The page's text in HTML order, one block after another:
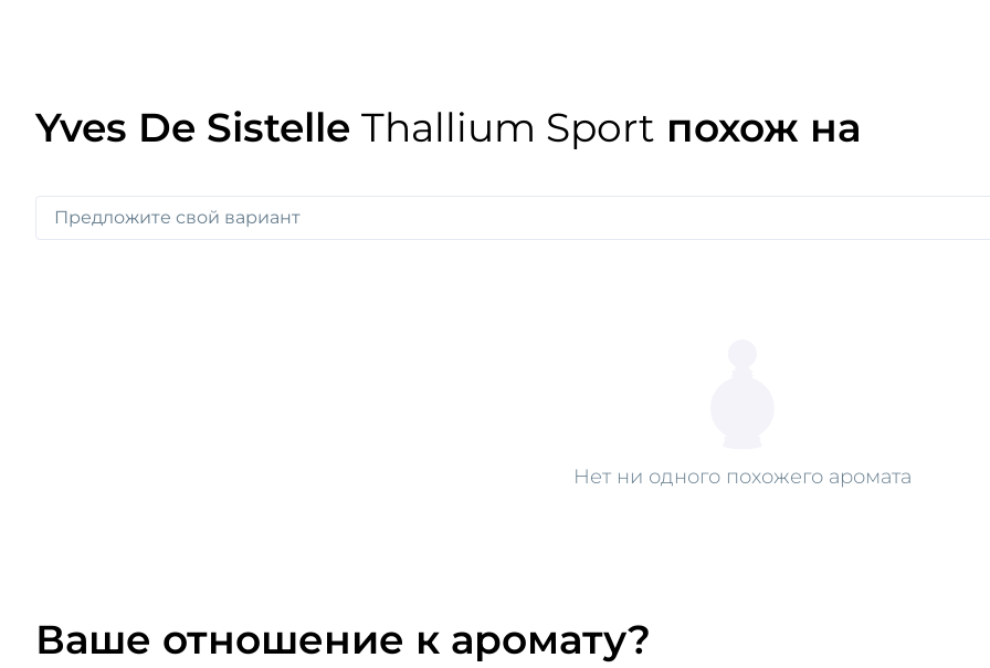
Yves De Sistelle Thallium Sport похож на
Нет ни одного похожего аромата
Ваше отношение к аромату?